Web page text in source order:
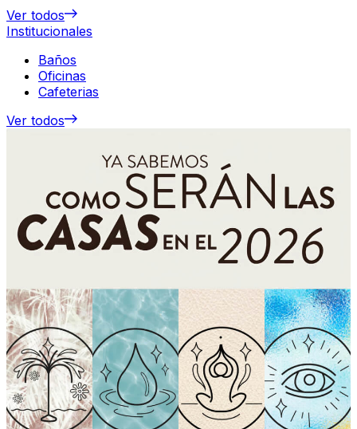
Ver todos
Institucionales
Baños
Oficinas
Cafeterias
Ver todos